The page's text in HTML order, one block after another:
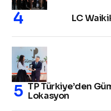
LC
TP Türkiye’den
Lokasyon